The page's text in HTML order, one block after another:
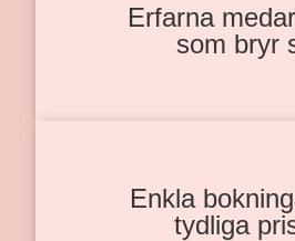
Erfarna
som bryr
Enkla
tydliga